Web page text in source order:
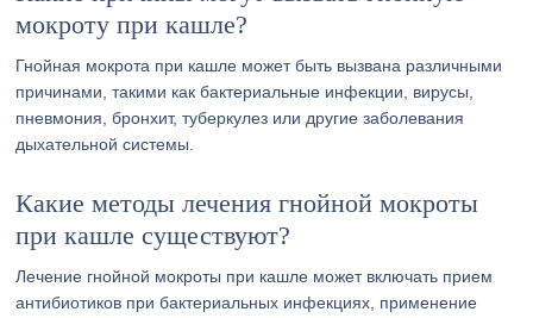
мокроту при кашле?
Гнойная мокрота при кашле может быть вызвана различными
причинами, такими как бактериальные инфекции, вирусы,
пневмония, бронхит, туберкулез или другие заболевания
дыхательной системы.
Какие методы лечения гнойной мокроты
при кашле существуют?
Лечение гнойной мокроты при кашле может включать прием
антибиотиков при бактериальных инфекциях, применение